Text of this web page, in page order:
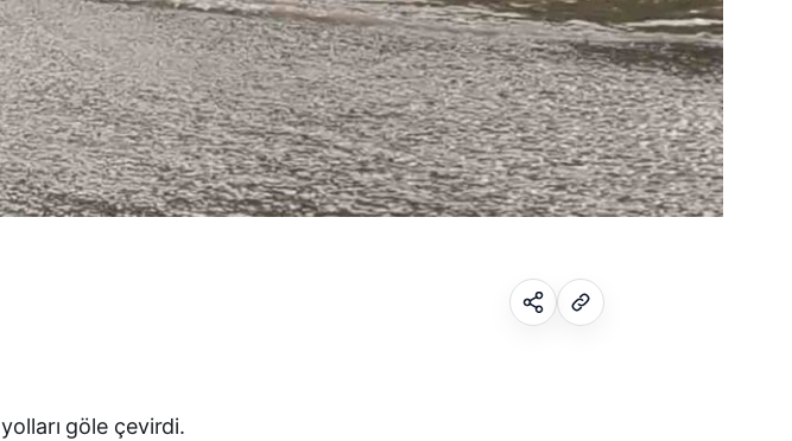
göle çevirdi.